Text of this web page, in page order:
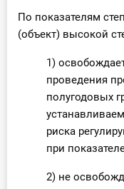
По показателям
(объект) высокой
1)
проведения
полугодовых
риска
при
2) не